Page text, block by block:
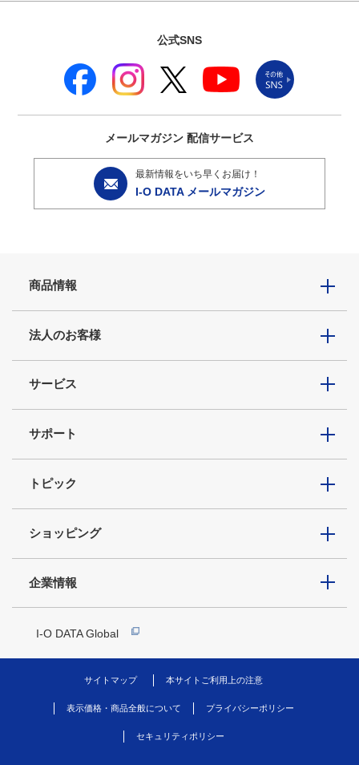
公式SNS
メールマガジン 配信サービス
最新情報をいち早くお届け！
I-O DATA メールマガジン
商品情報
法人のお客様
サービス
サポート
トピック
ショッピング
企業情報
I-O DATA Global
サイトマップ 本サイトご利用上の注意
表示価格・商品全般について プライバシーポリシー
セキュリティポリシー